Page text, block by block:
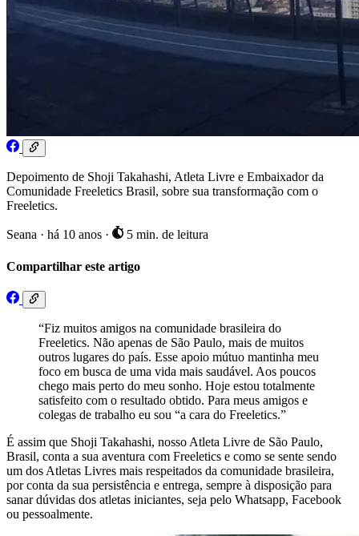
Depoimento de Shoji Takahashi, Atleta Livre e Embaixador da
Comunidade Freeletics Brasil, sobre sua transformação com o
Freeletics.
Seana · há 10 anos · 5 min. de leitura
Compartilhar este artigo
“Fiz muitos amigos na comunidade brasileira do
Freeletics. Não apenas de São Paulo, mais de muitos
outros lugares do país. Esse apoio mútuo mantinha meu
foco em busca de uma vida mais saudável. Aos poucos
chego mais perto do meu sonho. Hoje estou totalmente
satisfeito com o resultado obtido. Para meus amigos e
colegas de trabalho eu sou “a cara do Freeletics.”
É assim que Shoji Takahashi, nosso Atleta Livre de São Paulo,
Brasil, conta a sua aventura com Freeletics e como se sente sendo
um dos Atletas Livres mais respeitados da comunidade brasileira,
por conta da sua persistência e entrega, sempre à disposição para
sanar dúvidas dos atletas iniciantes, seja pelo Whatsapp, Facebook
ou pessoalmente.